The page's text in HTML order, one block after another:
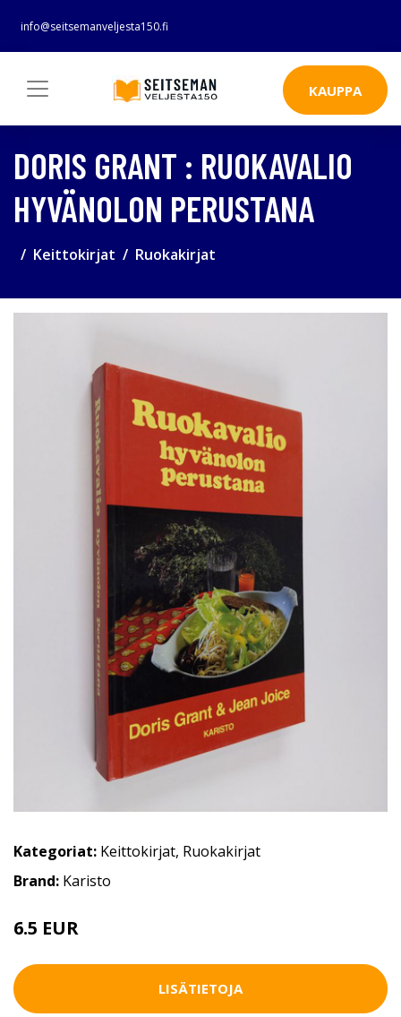
info@seitsemanveljesta150.fi
KAUPPA
DORIS GRANT : RUOKAVALIO
HYVÄNOLON PERUSTANA
Keittokirjat Ruokakirjat
Kategoriat: Keittokirjat, Ruokakirjat
Brand: Karisto
6.5 EUR
LISÄTIETOJA